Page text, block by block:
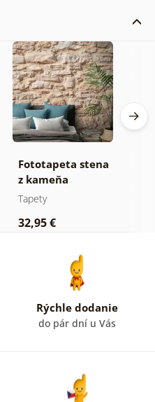
Fototapeta stena
z kameňa
Tapety
32,95 €
Rýchle dodanie
do pár dní u Vás